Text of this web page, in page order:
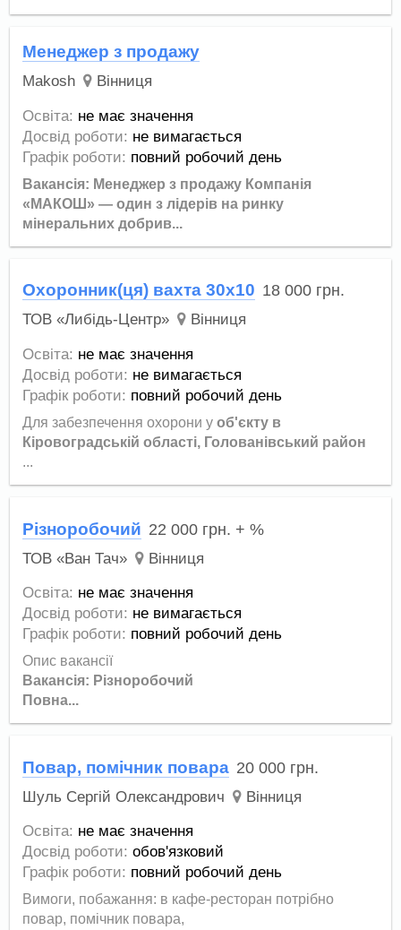
Менеджер з продажу
Makosh Вінниця
Освіта: не має значення
Досвід роботи: не вимагається
Графік роботи: повний робочий день
Вакансія: Менеджер з продажу Компанія
«МАКОШ» — один з лідерів на ринку
мінеральних добрив...
Охоронник(ця) вахта 30х10 18 000 грн.
ТОВ «Либідь-Центр» Вінниця
Освіта: не має значення
Досвід роботи: не вимагається
Графік роботи: повний робочий день
Для забезпечення охорони уоб'єкту в
Кіровоградській області, Голованівський район
...
Різноробочий 22 000 грн. + %
ТОВ «Ван Тач» Вінниця
Освіта: не має значення
Досвід роботи: не вимагається
Графік роботи: повний робочий день
Опис вакансії
Вакансія: Різноробочий
Повна...
Повар, помічник повара 20 000 грн.
Шуль Сергій Олександрович Вінниця
Освіта: не має значення
Досвід роботи: обов'язковий
Графік роботи: повний робочий день
Вимоги, побажання: в кафе-ресторан потрібно
повар, помічник повара,